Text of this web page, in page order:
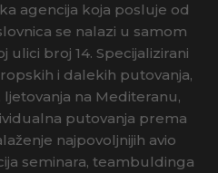
agencija koja posluje od
se nalazi u samom
ulici broj 14. Specijalizirani
i dalekih putovanja,
ljetovanja na Mediteranu,
putovanja prema
najpovoljnijih avio
seminara, teambuldinga